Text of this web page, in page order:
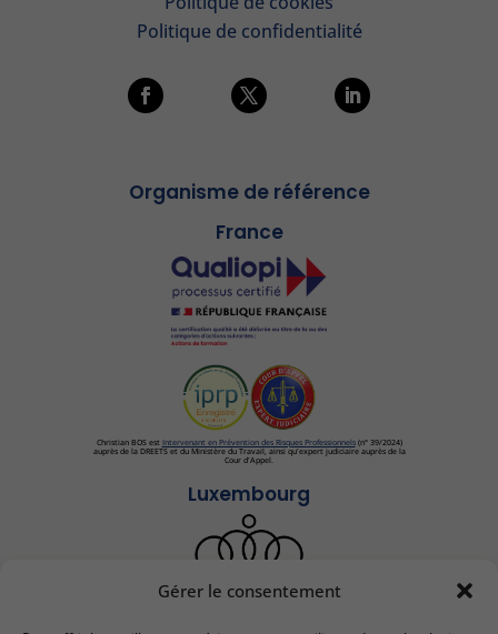
Gérer le consentement
Organisme de référence
France
Christian BOS est Intervenant en Prévention des Risques Professionnels(n° 39/2024)
auprès de la DREETS et du Ministère du Travail, ainsi qu'expert judiciaire auprès de la
Cour d'Appel.
Luxembourg
Politique de confidentialité